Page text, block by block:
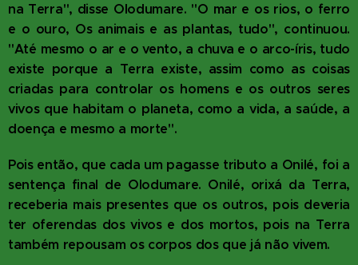
na Terra", disse Olodumare. "O mar e os rios, o ferro
e o ouro, Os animais e as plantas, tudo", continuou.
"Até mesmo o ar e o vento, a chuva e o arco-íris, tudo
existe porque a Terra existe, assim como as coisas
criadas para controlar os homens e os outros seres
vivos que habitam o planeta, como a vida, a saúde, a
doença e mesmo a morte".
Pois então, que cada um pagasse tributo a Onilé, foi a
sentença final de Olodumare. Onilé, orixá da Terra,
receberia mais presentes que os outros, pois deveria
ter oferendas dos vivos e dos mortos, pois na Terra
também repousam os corpos dos que já não vivem.